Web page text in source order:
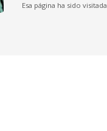
Esa página ha sido visitada